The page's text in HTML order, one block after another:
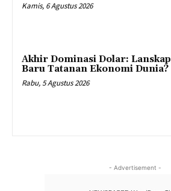
Kamis, 6 Agustus 2026
Akhir Dominasi Dolar: Lanskap
Baru Tatanan Ekonomi Dunia?
Rabu, 5 Agustus 2026
- Advertisement -